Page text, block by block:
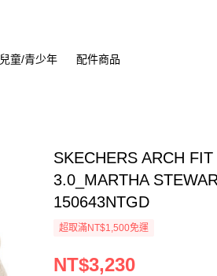
兒童/青少年 配件商品
SKECHERS ARCH
3.0_MARTHA
150643NTGD
超取滿NT$1,500免運
NT$3,230